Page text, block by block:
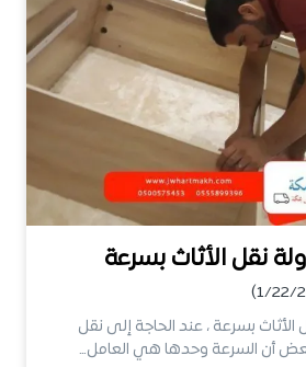
نقل الأثاث بسرعة
بسرعة ، عند الحاجة إلى نقل
أن السرعة وحدها هي العامل…